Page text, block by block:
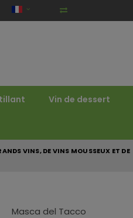
Vin de dessert
VINS, DE VINS MOUSSEUX ET DE
Masca del Tacco